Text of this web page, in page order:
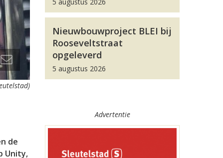
de
Unity,
Nieuwbouwproject BLEI bij
Rooseveltstraat
opgeleverd
5 augustus 2026
Advertentie